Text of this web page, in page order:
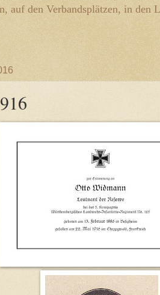
auf den Verbandsplätzen, in den